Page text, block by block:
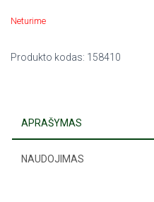
Neturime
Produkto kodas: 158410
APRAŠYMAS
NAUDOJIMAS